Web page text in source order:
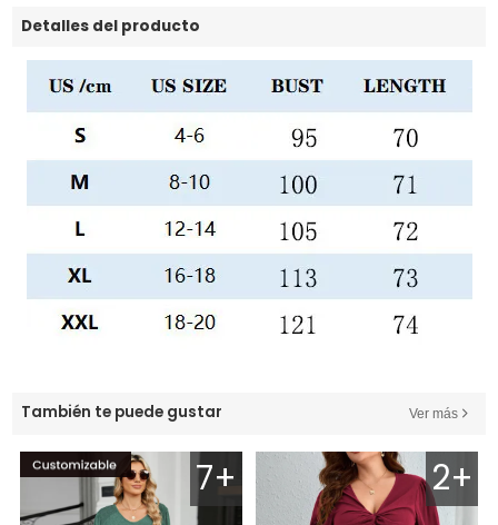
Detalles del producto
También te puede gustar Ver más
7+ 2+